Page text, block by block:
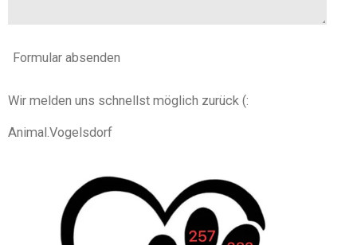
Formular absenden
Wir melden uns schnellst möglich zurück (:
Animal.Vogelsdorf